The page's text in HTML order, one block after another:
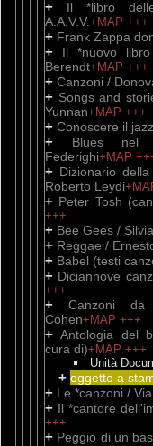
+ Il *libro
A.A.V.V. +MAP +++
+ Frank Zappa
+ Il *nuovo
Berendt+MAP +++
+ Canzoni /
+ Songs and
Yunnan+MAP +++
+ Conoscere il
+
Blues nel
Federighi+MAP
+ Dizionario
Roberto Leydi
+ Peter Tosh
+++
+ Bee Gees /
+ Reggae /
+ Babel (testi
+ Diciannove
+++
+ Canzoni
Cohen+MAP +++
+Antologia del
cura di)+MAP +++
Unità
+ oggetto a
+ Le *canzoni /
+ Il *cantore
+++
+ Peggio di un